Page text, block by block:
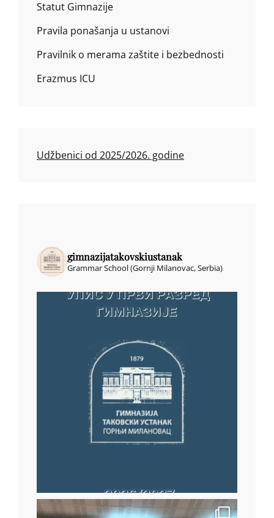
Statut Gimnazije
Pravila ponašanja u ustanovi
Pravilnik o merama zaštite i bezbednosti
Erazmus ICU
Udžbenici od 2025/2026. godine
gimnazijatakovskiustanak
Grammar School (Gornji Milanovac, Serbia)